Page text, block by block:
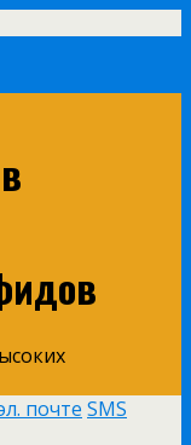
почте SMS